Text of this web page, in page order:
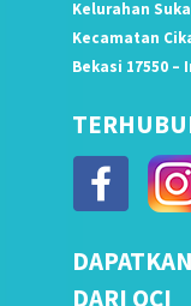
Kelurahan
Kecamatan
Bekasi 17550 –
DARI OCI